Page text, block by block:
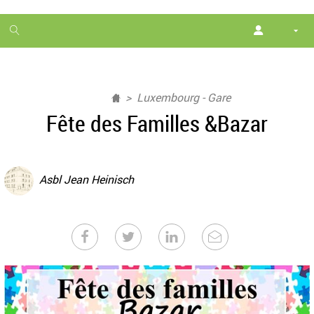
1
month
Luxembourg - Gare
Fête des Familles &Bazar
Asbl Jean Heinisch